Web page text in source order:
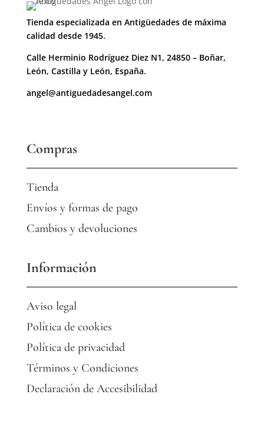
Tienda especializada en Antigüedades de máxima
calidad desde 1945.
Calle Herminio Rodríguez Diez N1, 24850 – Boñar,
León, Castilla y León, España.
angel@antiguedadesangel.com
Compras
Tienda
Envíos y formas de pago
Cambios y devoluciones
Información
Aviso legal
Política de cookies
Política de privacidad
Términos y Condiciones
Declaración de Accesibilidad